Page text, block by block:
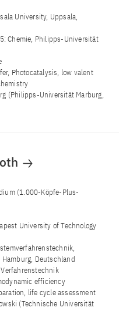
University, Uppsala,
Chemie, Philipps-Universität
Photocatalysis, low valent
(Philipps-Universität Marburg,
(1.000-Köpfe-Plus-
University of Technology
Deutschland
efficiency
life cycle assessment
(Technische Universität